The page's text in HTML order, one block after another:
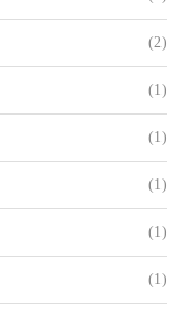
(2)
(1)
(1)
(1)
(1)
(1)